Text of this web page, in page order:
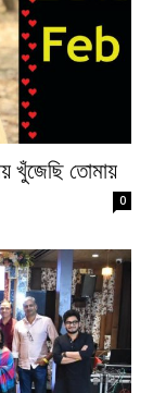
খুঁজেছি তোমায়
0